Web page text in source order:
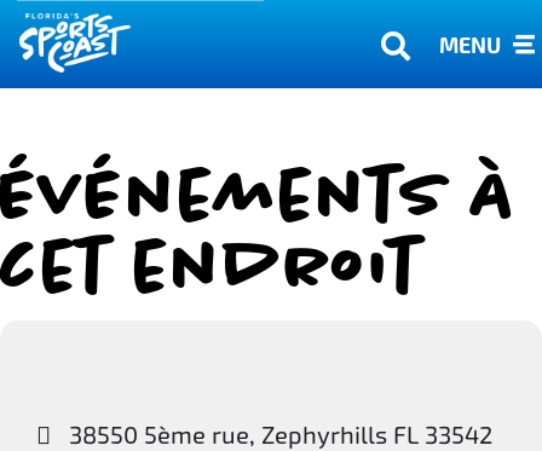
MENU
Événements à
cet endroit
38550 5ème rue, Zephyrhills FL 33542